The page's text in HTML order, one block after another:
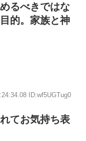
るべきではな
的。家族と神
ID:wf5UGTug0
てお気持ち表